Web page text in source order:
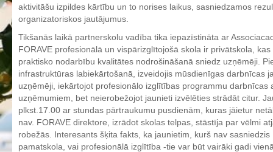
Skolas telpu īres cenrādis
Biedrība
BPVV ciklogramma
Nolikums
Konvents
Latvijas Koks "Biedra sertifikāts"
Izglītības process
aktivitāšu izpildes kārtību un to norises laikus, sasniedzamos
organizatoriskos jautājumus.
Tikšanās laikā partnerskolu vadība tika iepazīstināta ar
FORAVE profesionālā un vispārizglītojošā skola ir privātskola,
praktisko nodarbību kvalitātes nodrošināšanā sniedz uzņēmēji.
infrastruktūras labiekārtošanā, izveidojis mūsdienīgas darbnīcas
uzņēmēji, iekārtojot profesionālo izglītības programmu
uzņēmumiem, bet neierobežojot jaunieti izvēlēties strādāt citur.
plkst.17.00 ar stundas pārtraukumu pusdienām, kuras jāietur
nav. FORAVE direktore, izrādot skolas telpas, stāstīja par vēlmi
robežās. Interesants šķita fakts, ka jaunietim, kurš nav
pamatskola, vai profesionālā izglītība -tie var būt vairāki gadi